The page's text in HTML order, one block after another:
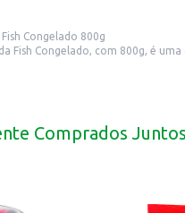
Congelado 800g
Fish Congelado, com 800g, é
receitas, desde as mais
Comprados Juntos